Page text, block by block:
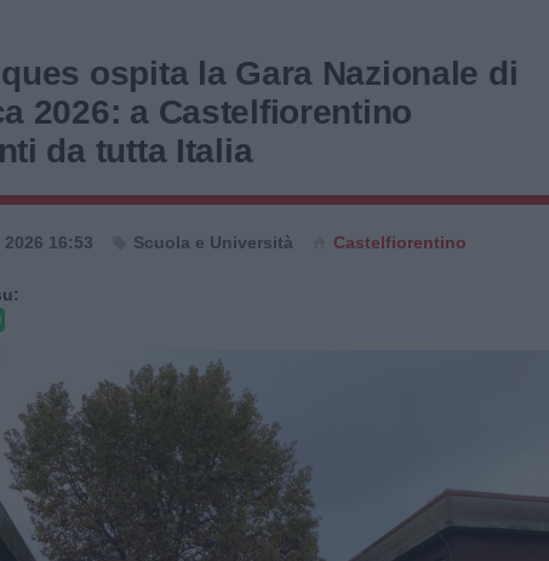
ospita la Gara Nazionale di
2026: a Castelfiorentino
da tutta Italia
16:53 Scuola e Università Castelfiorentino